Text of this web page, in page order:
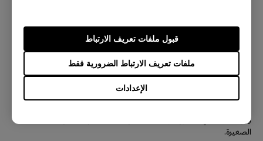
الإعدادات
ملفات تعريف الارتباط الضرورية فقط
قبول ملفات تعريف الارتباط
حول سياسة البكسل في لوحة LCD
إن التفاصيل الحادة والألوان الزاهية في لوحة LCD من BenQ تتكون من
وزرقاء، وبالتالي، تتكون لوحة LCD من BenQ من ملايين البكسلات
الصغيرة.